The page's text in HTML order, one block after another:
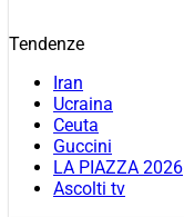
Tendenze
Iran
Ucraina
Ceuta
Guccini
LA PIAZZA 2026
Ascolti tv